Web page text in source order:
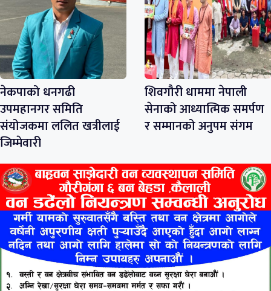
नेकपाको धनगढी
उपमहानगर समिति
संयोजकमा ललित खत्रीलाई
जिम्मेवारी
शिवगौरी धाममा नेपाली
सेनाको आध्यात्मिक समर्पण
र सम्मानको अनुपम संगम